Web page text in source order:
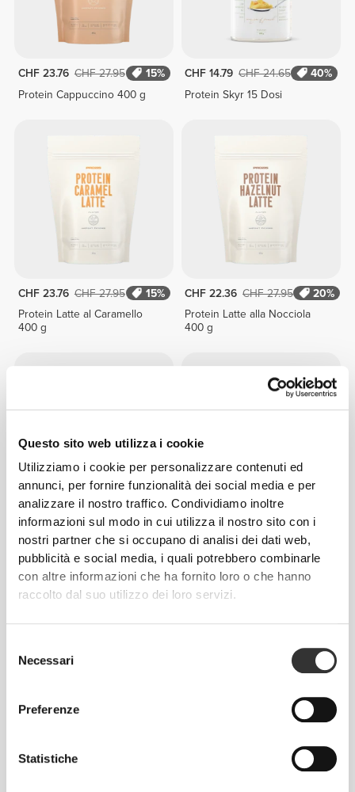
Questo sito web utilizza i cookie
Utilizziamo i cookie per personalizzare contenuti ed
annunci, per fornire funzionalità dei social media e per
analizzare il nostro traffico. Condividiamo inoltre
informazioni sul modo in cui utilizza il nostro sito con i
nostri partner che si occupano di analisi dei dati web,
pubblicità e social media, i quali potrebbero combinarle
con altre informazioni che ha fornito loro o che hanno
raccolto dal suo utilizzo dei loro servizi.
delNecessari
Preferenze
Statistiche
CHF 23.76 CHF 27.95
15%
Protein Cappuccino 400 g
CHF 14.79 CHF 24.65
40%
Protein Skyr 15 Dosi
CHF 23.76 CHF 27.95
15%
Protein Latte al Caramello
400 g
CHF 22.36 CHF 27.95
20%
Protein Latte alla Nocciola
400 g
CHF 23.76 CHF 27.95
15%
Protein Cappuccino - Extra
Caffeina 400 g
CHF 52.95
Collagene + Whey 900g
CHF 23.76 CHF 27.95 CHF 27.95
20%